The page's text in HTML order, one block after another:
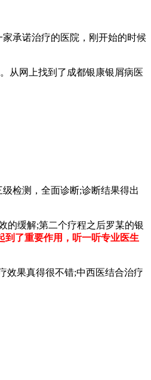
承诺治疗的医院，刚开始的时候
从网上找到了成都银康银屑病医
检测，全面诊断;诊断结果得出
的缓解;第二个疗程之后罗某的银
到了重要作用，听一听专业医生
效果真得很不错;中西医结合治疗